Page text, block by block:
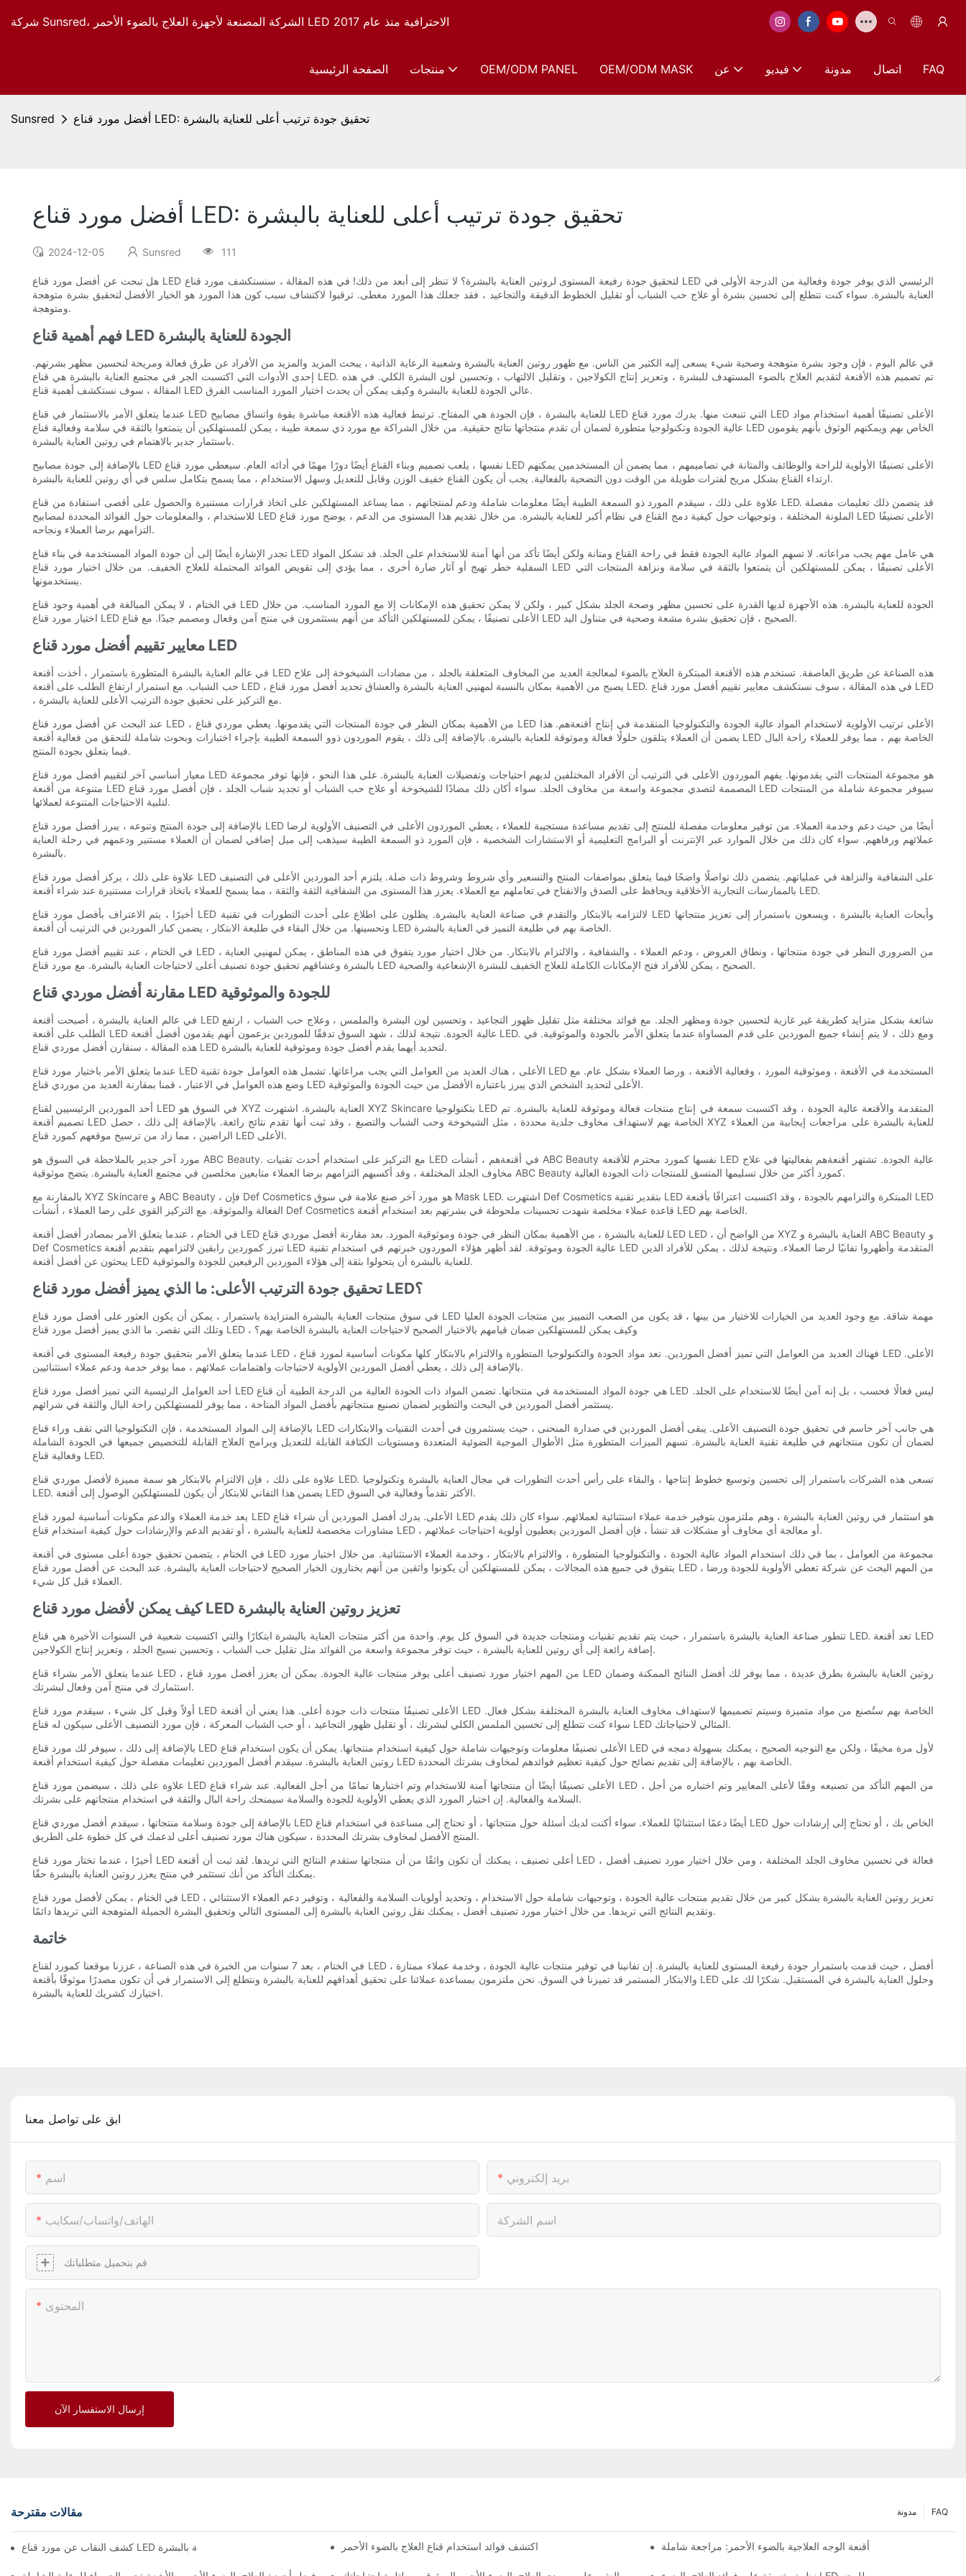
شركة Sunsred، الشركة المصنعة لأجهزة العلاج بالضوء الأحمر LED الاحترافية منذ عام 2017
الصفحة الرئيسية منتجات OEM/ODM PANEL OEM/ODM MASK عن فيديو مدونة اتصال FAQ
Sunsred أفضل مورد قناع LED: تحقيق جودة ترتيب أعلى للعناية بالبشرة
أفضل مورد قناع LED: تحقيق جودة ترتيب أعلى للعناية بالبشرة
2024-12-05 Sunsred 111
هل تبحث عن أفضل مورد قناع LED لتحقيق جودة رفيعة المستوى لروتين العناية بالبشرة؟ لا تنظر إلى أبعد من ذلك! في هذه المقالة ، سنستكشف مورد قناع LED الرئيسي الذي يوفر جودة وفعالية من الدرجة الأولى في
العناية بالبشرة. سواء كنت تتطلع إلى تحسين بشرة أو علاج حب الشباب أو تقليل الخطوط الدقيقة والتجاعيد ، فقد جعلك هذا المورد مغطى. ترقبوا لاكتشاف سبب كون هذا المورد هو الخيار الأفضل لتحقيق بشرة متوهجة
ومتوهجة.
فهم أهمية قناع LED الجودة للعناية بالبشرة
في عالم اليوم ، فإن وجود بشرة متوهجة وصحية شيء يسعى إليه الكثير من الناس. مع ظهور روتين العناية بالبشرة وشعبية الرعاية الذاتية ، يبحث المزيد والمزيد من الأفراد عن طرق فعالة ومريحة لتحسين مظهر بشرتهم.
إحدى الأدوات التي اكتسبت الجر في مجتمع العناية بالبشرة هي قناع LED. تم تصميم هذه الأقنعة لتقديم العلاج بالضوء المستهدف للبشرة ، وتعزيز إنتاج الكولاجين ، وتقليل الالتهاب ، وتحسين لون البشرة الكلي. في هذه
المقالة ، سوف نستكشف أهمية قناع LED عالي الجودة للعناية بالبشرة وكيف يمكن أن يحدث اختيار المورد المناسب الفرق.
عندما يتعلق الأمر بالاستثمار في قناع LED للعناية بالبشرة ، فإن الجودة هي المفتاح. ترتبط فعالية هذه الأقنعة مباشرة بقوة واتساق مصابيح LED التي تنبعث منها. يدرك مورد قناع LED الأعلى تصنيفًا أهمية استخدام مواد
عالية الجودة وتكنولوجيا متطورة لضمان أن تقدم منتجاتها نتائج حقيقية. من خلال الشراكة مع مورد ذي سمعة طيبة ، يمكن للمستهلكين أن يتمتعوا بالثقة في سلامة وفعالية قناع LED الخاص بهم ويمكنهم الوثوق بأنهم يقومون
باستثمار جدير بالاهتمام في روتين العناية بالبشرة.
بالإضافة إلى جودة مصابيح LED نفسها ، يلعب تصميم وبناء القناع أيضًا دورًا مهمًا في أدائه العام. سيعطي مورد قناع LED الأعلى تصنيفًا الأولوية للراحة والوظائف والمتانة في تصاميمهم ، مما يضمن أن المستخدمين يمكنهم
ارتداء القناع بشكل مريح لفترات طويلة من الوقت دون التضحية بالفعالية. يجب أن يكون القناع خفيف الوزن وقابل للتعديل وسهل الاستخدام ، مما يسمح بتكامل سلس في أي روتين للعناية بالبشرة.
علاوة على ذلك ، سيقدم المورد ذو السمعة الطيبة أيضًا معلومات شاملة ودعم لمنتجاتهم ، مما يساعد المستهلكين على اتخاذ قرارات مستنيرة والحصول على أقصى استفادة من قناع LED. قد يتضمن ذلك تعليمات مفصلة
للاستخدام ، والمعلومات حول الفوائد المحددة لمصابيح LED الملونة المختلفة ، وتوجيهات حول كيفية دمج القناع في نظام أكبر للعناية بالبشرة. من خلال تقديم هذا المستوى من الدعم ، يوضح مورد قناع LED الأعلى تصنيفًا
التزامهم برضا العملاء ونجاحه.
تجدر الإشارة أيضًا إلى أن جودة المواد المستخدمة في بناء قناع LED هي عامل مهم يجب مراعاته. لا تسهم المواد عالية الجودة فقط في راحة القناع ومتانة ولكن أيضًا تأكد من أنها آمنة للاستخدام على الجلد. قد تشكل المواد
السفلية خطر تهيج أو آثار ضارة أخرى ، مما يؤدي إلى تقويض الفوائد المحتملة للعلاج الخفيف. من خلال اختيار مورد قناع LED الأعلى تصنيفًا ، يمكن للمستهلكين أن يتمتعوا بالثقة في سلامة ونزاهة المنتجات التي
يستخدمونها.
في الختام ، لا يمكن المبالغة في أهمية وجود قناع LED الجودة للعناية بالبشرة. هذه الأجهزة لديها القدرة على تحسين مظهر وصحة الجلد بشكل كبير ، ولكن لا يمكن تحقيق هذه الإمكانات إلا مع المورد المناسب. من خلال
اختيار مورد قناع LED الأعلى تصنيفًا ، يمكن للمستهلكين التأكد من أنهم يستثمرون في منتج آمن وفعال ومصمم جيدًا. مع قناع LED الصحيح ، فإن تحقيق بشرة مشعة وصحية في متناول اليد.
معايير تقييم أفضل مورد قناع LED
في عالم العناية بالبشرة المتطورة باستمرار ، أخذت أقنعة LED هذه الصناعة عن طريق العاصفة. تستخدم هذه الأقنعة المبتكرة العلاج بالضوء لمعالجة العديد من المخاوف المتعلقة بالجلد ، من مضادات الشيخوخة إلى علاج
حب الشباب. مع استمرار ارتفاع الطلب على أقنعة LED ، يصبح من الأهمية بمكان بالنسبة لمهنيي العناية بالبشرة والعشاق تحديد أفضل مورد قناع LED. في هذه المقالة ، سوف نستكشف معايير تقييم أفضل مورد قناع LED
، مع التركيز على تحقيق جودة الترتيب الأعلى للعناية بالبشرة.
عند البحث عن أفضل مورد قناع LED ، من الأهمية بمكان النظر في جودة المنتجات التي يقدمونها. يعطي موردي قناع LED الأعلى ترتيب الأولوية لاستخدام المواد عالية الجودة والتكنولوجيا المتقدمة في إنتاج أقنعةهم. هذا
يضمن أن العملاء يتلقون حلولًا فعالة وموثوقة للعناية بالبشرة. بالإضافة إلى ذلك ، يقوم الموردون ذوو السمعة الطيبة بإجراء اختبارات وبحوث شاملة للتحقق من فعالية أقنعة LED الخاصة بهم ، مما يوفر للعملاء راحة البال
فيما يتعلق بجودة المنتج.
معيار أساسي آخر لتقييم أفضل مورد قناع LED هو مجموعة المنتجات التي يقدمونها. يفهم الموردون الأعلى في الترتيب أن الأفراد المختلفين لديهم احتياجات وتفضيلات العناية بالبشرة. على هذا النحو ، فإنها توفر مجموعة
متنوعة من أقنعة LED المصممة لتصدي مجموعة واسعة من مخاوف الجلد. سواء أكان ذلك مضادًا للشيخوخة أو علاج حب الشباب أو تجديد شباب الجلد ، فإن أفضل مورد قناع LED سيوفر مجموعة شاملة من المنتجات
لتلبية الاحتياجات المتنوعة لعملائها.
بالإضافة إلى جودة المنتج وتنوعه ، يبرز أفضل مورد قناع LED أيضًا من حيث دعم وخدمة العملاء. من توفير معلومات مفصلة للمنتج إلى تقديم مساعدة مستجيبة للعملاء ، يعطي الموردون الأعلى في التصنيف الأولوية لرضا
عملائهم ورفاههم. سواء كان ذلك من خلال الموارد عبر الإنترنت أو البرامج التعليمية أو الاستشارات الشخصية ، فإن المورد ذو السمعة الطيبة سيذهب إلى ميل إضافي لضمان أن العملاء مستنير ودعمهم في رحلة العناية
بالبشرة.
علاوة على ذلك ، يركز أفضل مورد قناع LED على الشفافية والنزاهة في عملياتهم. يتضمن ذلك تواصلًا واضحًا فيما يتعلق بمواصفات المنتج والتسعير وأي شروط وشروط ذات صلة. يلتزم أحد الموردين الأعلى في التصنيف
بالممارسات التجارية الأخلاقية ويحافظ على الصدق والانفتاح في تعاملهم مع العملاء. يعزز هذا المستوى من الشفافية الثقة والثقة ، مما يسمح للعملاء باتخاذ قرارات مستنيرة عند شراء أقنعة LED.
أخيرًا ، يتم الاعتراف بأفضل مورد قناع LED لالتزامه بالابتكار والتقدم في صناعة العناية بالبشرة. يظلون على اطلاع على أحدث التطورات في تقنية LED وأبحاث العناية بالبشرة ، ويسعون باستمرار إلى تعزيز منتجاتها
وتحسينها. من خلال البقاء في طليعة الابتكار ، يضمن كبار الموردين في الترتيب أن أقنعة LED الخاصة بهم في طليعة التميز في العناية بالبشرة.
في الختام ، عند تقييم أفضل مورد قناع LED ، من الضروري النظر في جودة منتجاتها ، ونطاق العروض ، ودعم العملاء ، والشفافية ، والالتزام بالابتكار. من خلال اختيار مورد يتفوق في هذه المناطق ، يمكن لمهنيي العناية
بالبشرة وعشاقهم تحقيق جودة تصنيف أعلى لاحتياجات العناية بالبشرة. مع مورد قناع LED الصحيح ، يمكن للأفراد فتح الإمكانات الكاملة للعلاج الخفيف للبشرة الإشعاعية والصحية.
مقارنة أفضل موردي قناع LED للجودة والموثوقية
في عالم العناية بالبشرة ، أصبحت أقنعة LED شائعة بشكل متزايد كطريقة غير غازية لتحسين جودة ومظهر الجلد. مع فوائد مختلفة مثل تقليل ظهور التجاعيد ، وتحسين لون البشرة والملمس ، وعلاج حب الشباب ، ارتفع
الطلب على أقنعة LED عالية الجودة. نتيجة لذلك ، شهد السوق تدفقًا للموردين يزعمون أنهم يقدمون أفضل أقنعة LED. ومع ذلك ، لا يتم إنشاء جميع الموردين على قدم المساواة عندما يتعلق الأمر بالجودة والموثوقية. في
هذه المقالة ، سنقارن أفضل موردي قناع LED لتحديد أيهما يقدم أفضل جودة وموثوقية للعناية بالبشرة.
عندما يتعلق الأمر باختيار مورد قناع LED الأعلى ، هناك العديد من العوامل التي يجب مراعاتها. تشمل هذه العوامل جودة تقنية LED المستخدمة في الأقنعة ، وموثوقية المورد ، وفعالية الأقنعة ، ورضا العملاء بشكل عام. مع
وضع هذه العوامل في الاعتبار ، قمنا بمقارنة العديد من موردي قناع LED الأعلى لتحديد الشخص الذي يبرز باعتباره الأفضل من حيث الجودة والموثوقية.
أحد الموردين الرئيسيين لقناع LED في السوق هو XYZ العناية بالبشرة. اشتهرت XYZ Skincare بتكنولوجيا LED المتقدمة والأقنعة عالية الجودة ، وقد اكتسبت سمعة في إنتاج منتجات فعالة وموثوقة للعناية بالبشرة. تم
تصميم أقنعة LED الخاصة بهم لاستهداف مخاوف جلدية محددة ، مثل الشيخوخة وحب الشباب والتصبغ ، وقد ثبت أنها تقدم نتائج رائعة. بالإضافة إلى ذلك ، حصل XYZ للعناية بالبشرة على مراجعات إيجابية من العملاء
الراضين ، مما زاد من ترسيخ موقعهم كمورد قناع LED الأعلى.
مورد آخر جدير بالملاحظة في السوق هو ABC Beauty. مع التركيز على استخدام أحدث تقنيات LED في أقنعةهم ، أنشأت ABC Beauty نفسها كمورد محترم للأقنعة LED عالية الجودة. تشتهر أقنعةهم بفعاليتها في علاج
مخاوف الجلد المختلفة ، وقد أكسبهم التزامهم برضا العملاء متابعين مخلصين في مجتمع العناية بالبشرة. يتضح موثوقية ABC Beauty كمورد أكثر من خلال تسليمها المتسق للمنتجات ذات الجودة العالية.
بالمقارنة مع XYZ Skincare و ABC Beauty ، فإن Def Cosmetics هو مورد آخر صنع علامة في سوق Mask LED. اشتهرت Def Cosmetics بتقدير تقنية LED المبتكرة والتزامهم بالجودة ، وقد اكتسبت اعترافًا بأقنعة LED
الفعالة والموثوقة. مع التركيز القوي على رضا العملاء ، أنشأت Def Cosmetics قاعدة عملاء مخلصة شهدت تحسينات ملحوظة في بشرتهم بعد استخدام أقنعة LED الخاصة بهم.
في الختام ، عندما يتعلق الأمر بمصادر أفضل أقنعة LED للعناية بالبشرة ، من الأهمية بمكان النظر في جودة وموثوقية المورد. بعد مقارنة أفضل موردي قناع LED LED ، من الواضح أن XYZ العناية بالبشرة و ABC Beauty و
Def Cosmetics تبرز كموردين رابقين لالتزامهم بتقديم أقنعة LED عالية الجودة وموثوقة. لقد أظهر هؤلاء الموردون خبرتهم في استخدام تقنية LED المتقدمة وأظهروا تفانيًا لرضا العملاء. ونتيجة لذلك ، يمكن للأفراد الذين
يبحثون عن أفضل أقنعة LED للعناية بالبشرة أن يتحولوا بثقة إلى هؤلاء الموردين الرفيعين للجودة والموثوقية.
تحقيق جودة الترتيب الأعلى: ما الذي يميز أفضل مورد قناع LED؟
في سوق منتجات العناية بالبشرة المتزايدة باستمرار ، يمكن أن يكون العثور على أفضل مورد قناع LED مهمة شاقة. مع وجود العديد من الخيارات للاختيار من بينها ، قد يكون من الصعب التمييز بين منتجات الجودة العليا
وتلك التي تقصر. ما الذي يميز أفضل مورد قناع LED ، وكيف يمكن للمستهلكين ضمان قيامهم بالاختيار الصحيح لاحتياجات العناية بالبشرة الخاصة بهم؟
عندما يتعلق الأمر بتحقيق جودة رفيعة المستوى في أقنعة LED ، فهناك العديد من العوامل التي تميز أفضل الموردين. تعد مواد الجودة والتكنولوجيا المتطورة والالتزام بالابتكار كلها مكونات أساسية لمورد قناع LED الأعلى.
بالإضافة إلى ذلك ، يعطي أفضل الموردين الأولوية لاحتياجات واهتمامات عملائهم ، مما يوفر خدمة ودعم عملاء استثنائيين.
أحد العوامل الرئيسية التي تميز أفضل مورد قناع LED هي جودة المواد المستخدمة في منتجاتها. تضمن المواد ذات الجودة العالية من الدرجة الطبية أن قناع LED ليس فعالًا فحسب ، بل إنه آمن أيضًا للاستخدام على الجلد.
يستثمر أفضل الموردين في البحث والتطوير لضمان تصنيع منتجاتهم بأفضل المواد المتاحة ، مما يوفر للمستهلكين راحة البال والثقة في شرائهم.
بالإضافة إلى المواد المستخدمة ، فإن التكنولوجيا التي تقف وراء قناع LED هي جانب آخر حاسم في تحقيق جودة التصنيف الأعلى. يبقى أفضل الموردين في صدارة المنحنى ، حيث يستثمرون في أحدث التقنيات والابتكارات
لضمان أن تكون منتجاتهم في طليعة تقنية العناية بالبشرة. تسهم الميزات المتطورة مثل الأطوال الموجية الضوئية المتعددة ومستويات الكثافة القابلة للتعديل وبرامج العلاج القابلة للتخصيص جميعها في الجودة الشاملة
وفعالية قناع LED.
علاوة على ذلك ، فإن الالتزام بالابتكار هو سمة مميزة لأفضل موردي قناع LED. تسعى هذه الشركات باستمرار إلى تحسين وتوسيع خطوط إنتاجها ، والبقاء على رأس أحدث التطورات في مجال العناية بالبشرة وتكنولوجيا
LED. يضمن هذا التفاني للابتكار أن يكون للمستهلكين الوصول إلى أقنعة LED الأكثر تقدماً وفعالية في السوق.
يعد خدمة العملاء والدعم مكونات أساسية لمورد قناع LED الأعلى. يدرك أفضل الموردين أن شراء قناع LED هو استثمار في روتين العناية بالبشرة ، وهم ملتزمون بتوفير خدمة عملاء استثنائية لعملائهم. سواء كان ذلك يقدم
مشاورات مخصصة للعناية بالبشرة ، أو تقديم الدعم والإرشادات حول كيفية استخدام قناع LED ، أو معالجة أي مخاوف أو مشكلات قد تنشأ ، فإن أفضل الموردين يعطيون أولوية احتياجات عملائهم.
في الختام ، يتضمن تحقيق جودة أعلى مستوى في أقنعة LED مجموعة من العوامل ، بما في ذلك استخدام المواد عالية الجودة ، والتكنولوجيا المتطورة ، والالتزام بالابتكار ، وخدمة العملاء الاستثنائية. من خلال اختيار مورد
يتفوق في جميع هذه المجالات ، يمكن للمستهلكين أن يكونوا واثقين من أنهم يختارون الخيار الصحيح لاحتياجات العناية بالبشرة. عند البحث عن أفضل مورد قناع LED ، من المهم البحث عن شركة تعطي الأولوية للجودة ورضا
العملاء قبل كل شيء.
كيف يمكن لأفضل مورد قناع LED تعزيز روتين العناية بالبشرة
تتطور صناعة العناية بالبشرة باستمرار ، حيث يتم تقديم تقنيات ومنتجات جديدة في السوق كل يوم. واحدة من أكثر منتجات العناية بالبشرة ابتكارًا والتي اكتسبت شعبية في السنوات الأخيرة هي قناع LED. تعد أقنعة LED
إضافة رائعة إلى أي روتين للعناية بالبشرة ، حيث توفر مجموعة واسعة من الفوائد مثل تقليل حب الشباب ، وتحسين نسيج الجلد ، وتعزيز إنتاج الكولاجين.
عندما يتعلق الأمر بشراء قناع LED ، من المهم اختيار مورد تصنيف أعلى يوفر منتجات عالية الجودة. يمكن أن يعزز أفضل مورد قناع LED روتين العناية بالبشرة بطرق عديدة ، مما يوفر لك أفضل النتائج الممكنة وضمان
استثمارك في منتج آمن وفعال لبشرتك.
أولاً وقبل كل شيء ، سيقدم مورد قناع LED الأعلى تصنيفًا منتجات ذات جودة أعلى. هذا يعني أن أقنعة LED الخاصة بهم ستُصنع من مواد متميزة وسيتم تصميمها لاستهداف مخاوف العناية بالبشرة المختلفة بشكل فعال.
سواء كنت تتطلع إلى تحسين الملمس الكلي لبشرتك ، أو تقليل ظهور التجاعيد ، أو حب الشباب المعركة ، فإن مورد التصنيف الأعلى سيكون له قناع LED المثالي لاحتياجاتك.
بالإضافة إلى ذلك ، سيوفر لك مورد قناع LED الأعلى تصنيفًا معلومات وتوجيهات شاملة حول كيفية استخدام منتجاتها. يمكن أن يكون استخدام قناع LED لأول مرة مخيفًا ، ولكن مع التوجيه الصحيح ، يمكنك بسهولة دمجه في
روتين العناية بالبشرة. سيقدم أفضل الموردين تعليمات مفصلة حول كيفية استخدام أقنعة LED الخاصة بهم ، بالإضافة إلى تقديم نصائح حول كيفية تعظيم فوائدهم لمخاوف بشرتك المحددة.
علاوة على ذلك ، سيضمن مورد قناع LED الأعلى تصنيفًا أيضًا أن منتجاتها آمنة للاستخدام وتم اختبارها تمامًا من أجل الفعالية. عند شراء قناع LED ، من المهم التأكد من تصنيعه وفقًا لأعلى المعايير وتم اختباره من أجل
السلامة والفعالية. إن اختيار المورد الذي يعطي الأولوية للجودة والسلامة سيمنحك راحة البال والثقة في استخدام منتجاتهم على بشرتك.
بالإضافة إلى جودة وسلامة منتجاتها ، سيقدم أفضل موردي قناع LED أيضًا دعمًا استثنائيًا للعملاء. سواء أكنت لديك أسئلة حول منتجاتها ، أو تحتاج إلى مساعدة في استخدام قناع LED الخاص بك ، أو تحتاج إلى إرشادات حول
المنتج الأفضل لمخاوف بشرتك المحددة ، سيكون هناك مورد تصنيف أعلى لدعمك في كل خطوة على الطريق.
أخيرًا ، عندما تختار مورد قناع LED أعلى تصنيف ، يمكنك أن تكون واثقًا من أن منتجاتها ستقدم النتائج التي تريدها. لقد ثبت أن أقنعة LED فعالة في تحسين مخاوف الجلد المختلفة ، ومن خلال اختيار مورد تصنيف أفضل ،
يمكنك التأكد من أنك تستثمر في منتج يعزز روتين العناية بالبشرة حقًا.
في الختام ، يمكن لأفضل مورد قناع LED تعزيز روتين العناية بالبشرة بشكل كبير من خلال تقديم منتجات عالية الجودة ، وتوجيهات شاملة حول الاستخدام ، وتحديد أولويات السلامة والفعالية ، وتوفير دعم العملاء الاستثنائي ،
وتقديم النتائج التي تريدها. من خلال اختيار مورد تصنيف أفضل ، يمكنك نقل روتين العناية بالبشرة إلى المستوى التالي وتحقيق البشرة الجميلة المتوهجة التي تريدها دائمًا.
خاتمة
في الختام ، بعد 7 سنوات من الخبرة في هذه الصناعة ، عززنا موقعنا كمورد لقناع LED أفضل ، حيث قدمت باستمرار جودة رفيعة المستوى للعناية بالبشرة. إن تفانينا في توفير منتجات عالية الجودة ، وخدمة عملاء ممتازة ،
والابتكار المستمر قد تميزنا في السوق. نحن ملتزمون بمساعدة عملائنا على تحقيق أهدافهم للعناية بالبشرة ونتطلع إلى الاستمرار في أن تكون مصدرًا موثوقًا بأقنعة LED وحلول العناية بالبشرة في المستقبل. شكرًا لك على
اختيارك كشريك للعناية بالبشرة.
ابق على تواصل معنا
اسم بريد إلكتروني
الهاتف/واتساب/سكايب اسم الشركة
قم بتحميل متطلباتك
المحتوى
إرسال الاستفسار الآن
مقالات مقترحة FAQ مدونة
كشف النقاب عن مورد قناع LED الأعلى رابطة: تغيير اللعبة في تكنولوجيا العناية بالبشرةاكتشف فوائد استخدام قناع العلاج بالضوء الأحمر أقنعة الوجه العلاجية بالضوء الأحمر: مراجعة شاملة